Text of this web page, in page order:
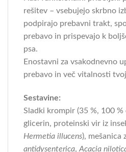
rešitev – vsebujejo skrbno
podpirajo prebavni trakt,
prebavo in prispevajo k
psa.
Enostavni za vsakodnevno
prebavo in več vitalnosti
Sestavine:
Sladki krompir (35 %, 100
glicerin, proteinski vir iz
Hermetia illucens), mešanica
antidysenterica, Acacia